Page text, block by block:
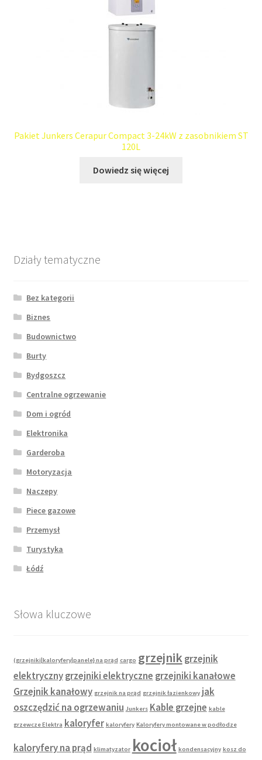
Pakiet Junkers Cerapur Compact 3-24kW z zasobnikiem ST
120L
Dowiedz się więcej
Działy tematyczne
Bez kategorii
Biznes
Budownictwo
Burty
Bydgoszcz
Centralne ogrzewanie
Dom i ogród
Elektronika
Garderoba
Motoryzacja
Naczepy
Piece gazowe
Przemysł
Turystyka
Łódź
Słowa kluczowe
(grzejniki|kaloryfery|panele} na prąd cargo grzejnik grzejnik
elektryczny grzejniki elektryczne grzejniki kanałowe
Grzejnik kanałowy grzejnik na prąd grzejnik łazienkowy jak
oszczędzić na ogrzewaniu Junkers Kable grzejne kable
grzewcze Elektra kaloryfer kaloryfery Kaloryfery montowane w podłodze
kaloryfery na prąd klimatyzator kocioł kondensacyjny kosz do